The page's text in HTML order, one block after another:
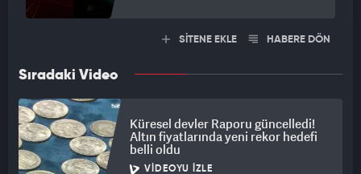
SİTENE EKLE HABERE DÖN
Sıradaki Video
Küresel devler Raporu güncelledi!
Altın fiyatlarında yeni rekor hedefi
belli oldu
VIDEOYU İZLE